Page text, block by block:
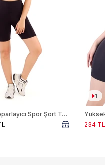
Yüksek Bel Toparlayıcı Spor Şort Tayt 9038M Siyah
1
234 TL